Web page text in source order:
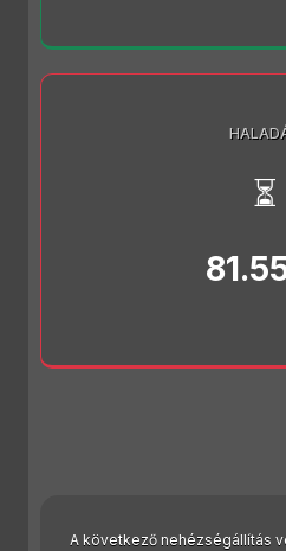
⏳
A következő nehézségállítás